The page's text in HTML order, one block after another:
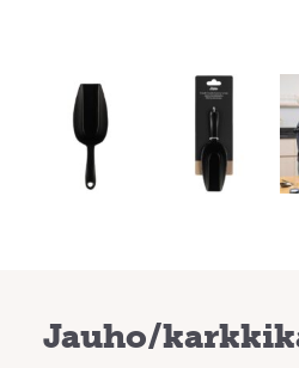
Previous
Jauho/